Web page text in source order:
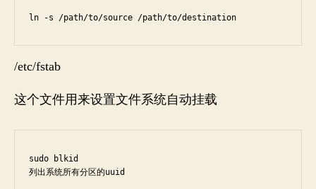
ln -s /path/to/source /path/to/destination
/etc/fstab
这个文件用来设置文件系统自动挂载
sudo blkid
列出系统所有分区的uuid